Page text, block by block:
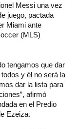
Messi una vez
juego, pactada
Miami ante
(MLS)
tengamos que dar
y él no será la
dar la lista para
afirmó
en el Predio
Ezeiza.